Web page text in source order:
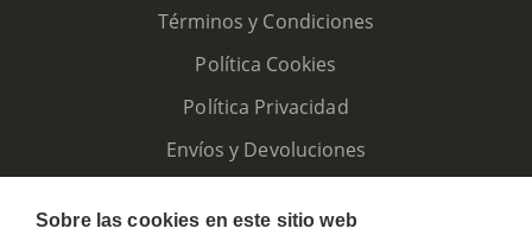
Términos y Condiciones
Política Cookies
Política Privacidad
Envíos y Devoluciones
Sobre las cookies en este sitio web